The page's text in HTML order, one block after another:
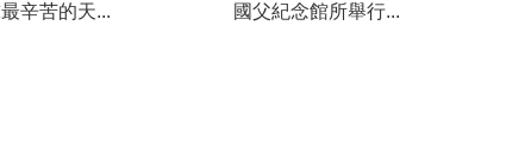
辛苦的天...
國父紀念館所舉行...